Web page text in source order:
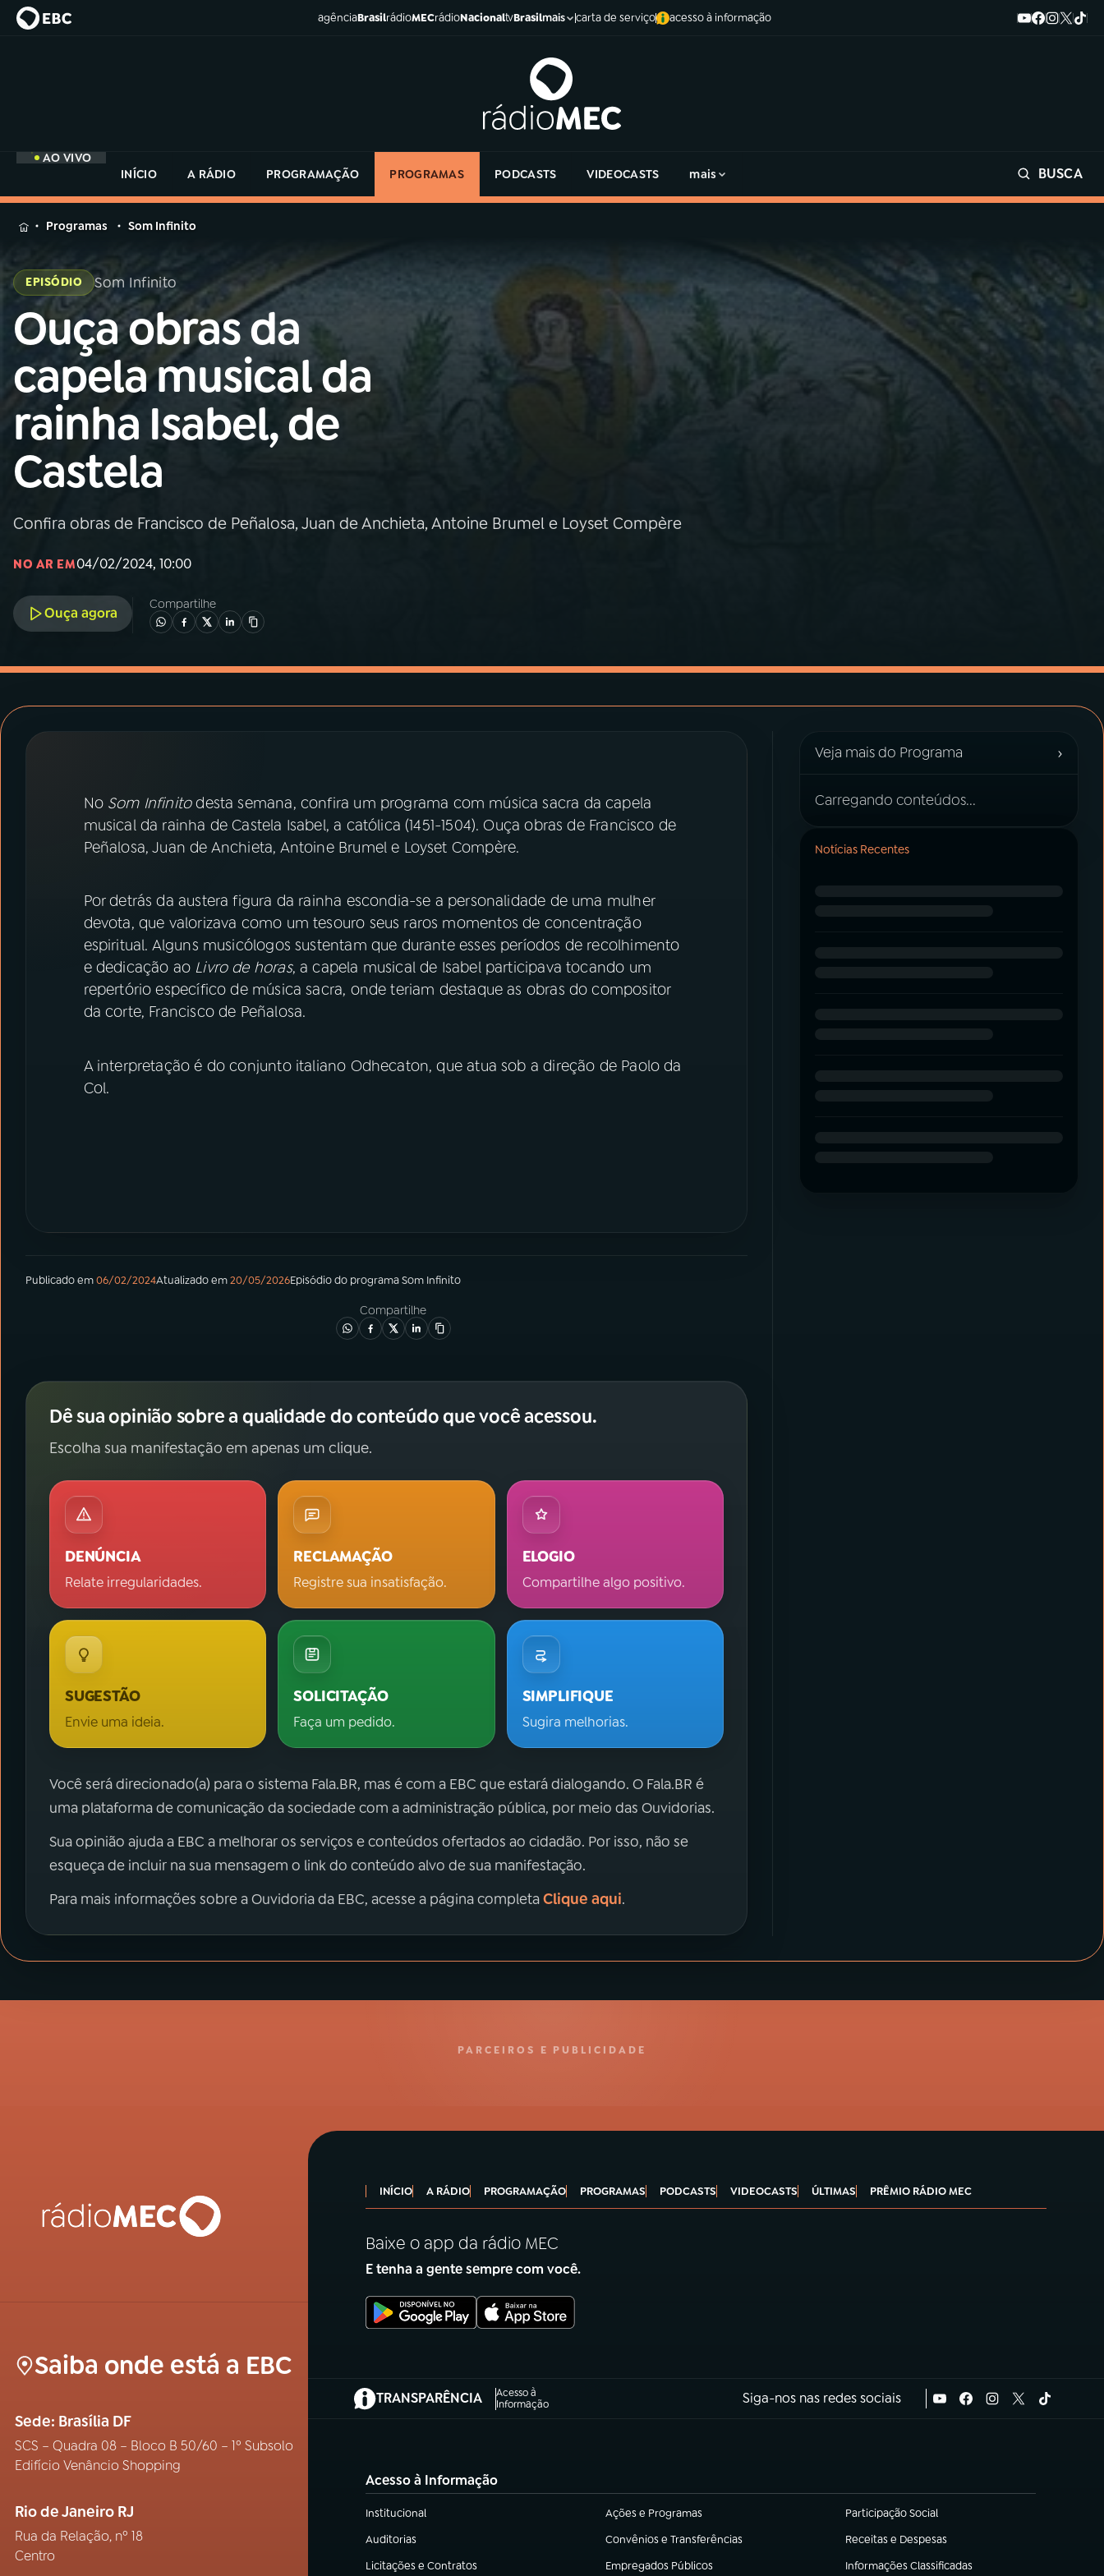
agênciaBrasilrádioMECrádioNacionaltvBrasilmais carta de serviço acesso à informação
AO VIVO
INÍCIO
A RÁDIO PROGRAMAÇÃO PROGRAMAS PODCASTS VIDEOCASTS mais BUSCA
MENU
Buscar
na
Rádio
MEC
Buscar
Início AO VIVO
01 INÍCIO
02A RÁDIO
03PROGRAMAÇÃO
05PODCASTS
PRÊMIO RÁDIO MEC
ACOMPANHE A RÁDIO MEC
Instagram X
na
Rádio
MEC
Programas Som Infinito
EPISÓDIO Som Infinito
Ouça obras da
capela musical da
rainha Isabel, de
Castela
Confira obras de Francisco de Peñalosa, Juan de Anchieta, Antoine Brumel e Loyset Compère
NO AR EM04/02/2024, 10:00
Ouça agora
Compartilhe
No Som Infinitodesta semana, confira um programa com música sacra da capela
musical da rainha de Castela Isabel, a católica (1451-1504). Ouça obras de Francisco de
Peñalosa, Juan de Anchieta, Antoine Brumel e Loyset Compère.
Por detrás da austera figura da rainha escondia-se a personalidade de uma mulher
devota, que valorizava como um tesouro seus raros momentos de concentração
espiritual. Alguns musicólogos sustentam que durante esses períodos de recolhimento
e dedicação ao Livro de horas, a capela musical de Isabel participava tocando um
repertório específico de música sacra, onde teriam destaque as obras do compositor
da corte, Francisco de Peñalosa.
A interpretação é do conjunto italiano Odhecaton, que atua sob a direção de Paolo da
Col.
Publicado em06/02/2024Atualizado em20/05/2026Episódiodo programaSom Infinito
Compartilhe
Dê sua opinião sobre a qualidade do conteúdo que você acessou.
Escolha sua manifestação em apenas um clique.
DENÚNCIA
Relate irregularidades.
RECLAMAÇÃO
Registre sua insatisfação.
ELOGIO
Compartilhe algo positivo.
SUGESTÃO
Envie uma ideia.
SOLICITAÇÃO
Faça um pedido.
SIMPLIFIQUE
Sugira melhorias.
Você será direcionado(a) para o sistema Fala.BR, mas é com a EBC que estará dialogando. O Fala.BR é
uma plataforma de comunicação da sociedade com a administração pública, por meio das Ouvidorias.
Sua opinião ajuda a EBC a melhorar os serviços e conteúdos ofertados ao cidadão. Por isso, não se
esqueça de incluir na sua mensagem o link do conteúdo alvo de sua manifestação.
Para mais informações sobre a Ouvidoria da EBC, acesse a página completaClique aqui.
Veja mais do Programa ›
Carregando conteúdos...
Notícias Recentes
PARCEIROS E PUBLICIDADE
Saiba onde está a EBC
Sede: Brasília DF
SCS – Quadra 08 – Bloco B 50/60 – 1º Subsolo
Edifício Venâncio Shopping
Rio de Janeiro RJ
Rua da Relação, nº 18
Centro
INÍCIO A RÁDIO PROGRAMAÇÃO PROGRAMAS PODCASTS VIDEOCASTS ÚLTIMAS PRÊMIO RÁDIO MEC
Baixe o app da rádio MEC
E tenha a gente sempre com você.
TRANSPARÊNCIA
Acesso à
Informação
(abre em nova aba) Siga-nos nas redes sociais
Acesso à Informação
Institucional
(abre em nova aba) Ações e Programas
(abre em nova aba) Participação Social
(abre em nova aba)
Auditorias
(abre em nova aba) Convênios e Transferências
(abre em nova aba) Receitas e Despesas
(abre em nova aba)
Licitações e Contratos
(abre em nova aba) Empregados Públicos
(abre em nova aba) Informações Classificadas
(abre em nova aba)